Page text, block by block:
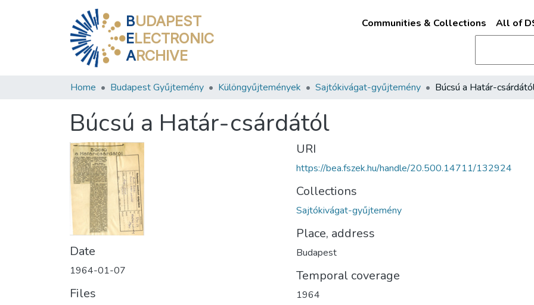
BUDAPEST
ELECTRONIC
ARCHIVE
Communities & Collections All of
Home Budapest Gyűjtemény Különgyűjtemények Sajtókivágat-gyűjtemény Búcsú a Határ-
Búcsú a Határ-csárdától
Date
1964-01-07
Files
URI
https://bea.fszek.hu/handle/20.500.14711/132924
Collections
Sajtókivágat-gyűjtemény
Place, address
Budapest
Temporal coverage
1964